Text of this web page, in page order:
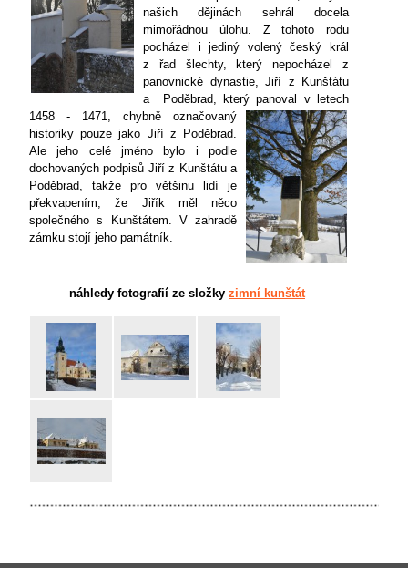
našich dějinách sehrál docela
mimořádnou úlohu. Z tohoto rodu
pocházel i jediný volený český král
z řad šlechty, který nepocházel z
panovnické dynastie, Jiří z Kunštátu
a Poděbrad, který panoval v letech
1458 - 1471, chybně označovaný
historiky pouze jako Jiří z Poděbrad.
Ale jeho celé jméno bylo i podle
dochovaných podpisů Jiří z Kunštátu a
Poděbrad, takže pro většinu lidí je
překvapením, že Jiřík měl něco
společného s Kunštátem. V zahradě
zámku stojí jeho památník.
náhledy fotografií ze složky zimní kunštát